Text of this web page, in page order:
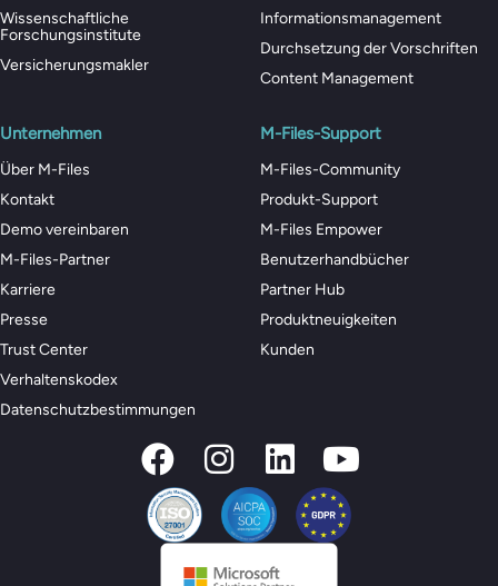
Wissenschaftliche
Forschungsinstitute
Versicherungsmakler
Informationsmanagement
Durchsetzung der Vorschriften
Content Management
Unternehmen
Über M-Files
Kontakt
Demo vereinbaren
M-Files-Partner
Karriere
Presse
Trust Center
Verhaltenskodex
Datenschutzbestimmungen
M-Files-Support
M-Files-Community
Produkt-Support
M-Files Empower
Benutzerhandbücher
Partner Hub
Produktneuigkeiten
Kunden